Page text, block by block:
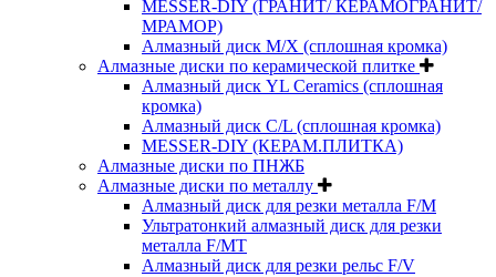
MESSER-DIY (ГРАНИТ/ КЕРАМОГРАНИТ/
МРАМОР)
Алмазный диск M/X (сплошная кромка)
Алмазные диски по керамической плитке
Алмазный диск YL Ceramics (сплошная
кромка)
Алмазный диск C/L (сплошная кромка)
MESSER-DIY (КЕРАМ.ПЛИТКА)
Алмазные диски по ПНЖБ
Алмазные диски по металлу
Алмазный диск для резки металла F/M
Ультратонкий алмазный диск для резки
металла F/MT
Алмазный диск для резки рельс F/V